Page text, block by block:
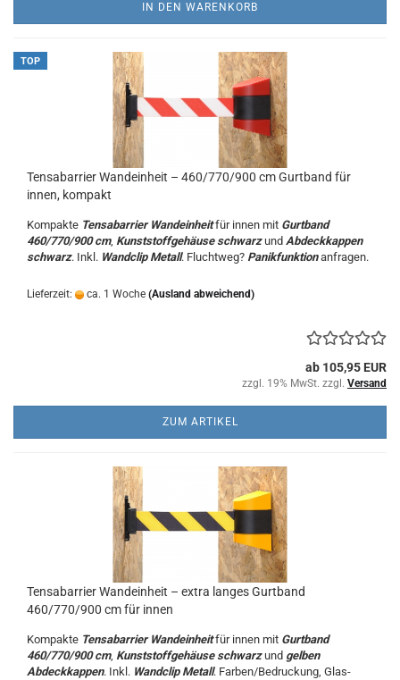
IN DEN WARENKORB
TOP
Tensabarrier Wandeinheit – 460/770/900 cm Gurtband für
innen, kompakt
Kompakte Tensabarrier Wandeinheitfür innen mit Gurtband
460/770/900 cm, Kunststoffgehäuse schwarzund Abdeckkappen
schwarz. Inkl. Wandclip Metall. Fluchtweg? Panikfunktionanfragen.
Lieferzeit: ca. 1 Woche (Ausland abweichend)
ab 105,95 EUR
zzgl. 19% MwSt. zzgl. Versand
ZUM ARTIKEL
Tensabarrier Wandeinheit – extra langes Gurtband
460/770/900 cm für innen
Kompakte Tensabarrier Wandeinheitfür innen mit Gurtband
460/770/900 cm, Kunststoffgehäuse schwarzund gelben
Abdeckkappen. Inkl. Wandclip Metall. Farben/Bedruckung, Glas-